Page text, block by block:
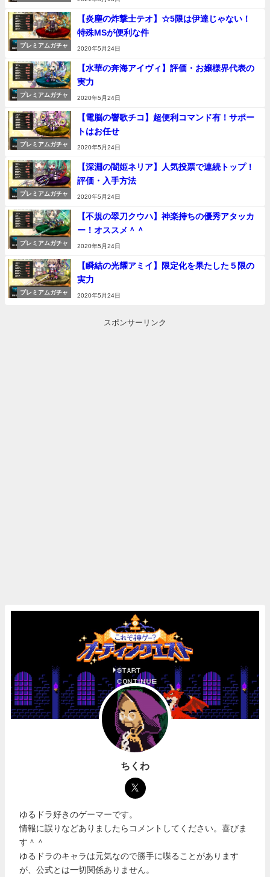
プレミアムガチャ
【炎塵の炸撃士テオ】☆5限は伊達じゃない！
特殊MSが便利な件
2020年5月24日
プレミアムガチャ
【水華の奔海アイヴィ】評価・お嬢様界代表の
実力
2020年5月24日
プレミアムガチャ
【電脳の響歌チコ】超便利コマンド有！サポー
トはお任せ
2020年5月24日
プレミアムガチャ
【深淵の闇姫ネリア】人気投票で連続トップ！
評価・入手方法
2020年5月24日
プレミアムガチャ
【不規の翠刀クウハ】神楽持ちの優秀アタッカ
ー！オススメ＾＾
2020年5月24日
プレミアムガチャ
【瞬結の光耀アミイ】限定化を果たした５限の
実力
2020年5月24日
スポンサーリンク
ちくわ
ゆるドラ好きのゲーマーです。
情報に誤りなどありましたらコメントしてください。喜びま
す＾＾
ゆるドラのキャラは元気なので勝手に喋ることがあります
が、公式とは一切関係ありません。